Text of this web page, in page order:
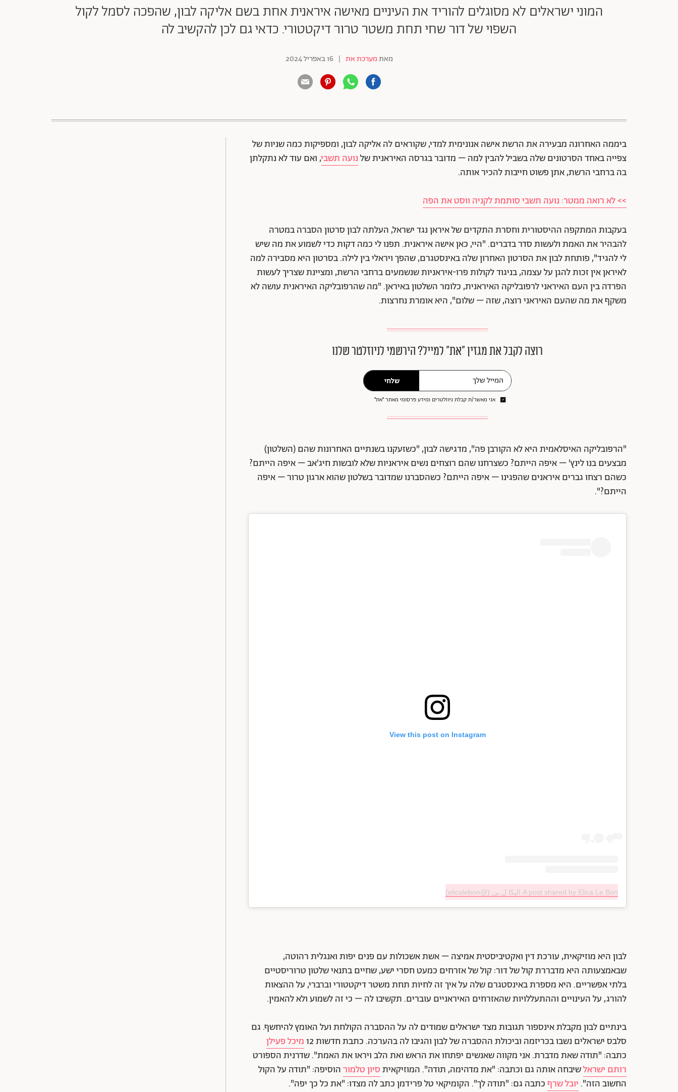
המוני ישראלים לא מסוגלים להוריד את העיניים מאישה איראנית אחת בשם אליקה לבון, שהפכה לסמל לקול
השפוי של דור שחי תחת משטר טרור דיקטטורי. כדאי גם לכן להקשיב לה
מאתמערכת את | 16 באפריל 2024
ביממה האחרונה מבעירה את הרשת אישה אנונימית למדי, שקוראים לה אליקה לבון, ומספיקות כמה שניות של
צפייה באחד הסרטונים שלה בשביל להבין למה – מדובר בגרסה האיראנית שלנועה תשבי, ואם עוד לא נתקלתן
בה ברחבי הרשת, אתן פשוט חייבות להכיר אותה.
>> לא רואה ממטר: נועה תשבי סותמת לקניה ווסט את הפה
בעקבות המתקפה ההיסטורית וחסרת התקדים של איראן נגד ישראל, העלתה לבון סרטון הסברה במטרה
להבהיר את האמת ולעשות סדר בדברים. "היי, כאן אישה איראנית. תפנו לי כמה דקות כדי לשמוע את מה שיש
לי להגיד", פותחת לבון את הסרטון האחרון שלה באינסטגרם, שהפך ויראלי בין לילה. בסרטון היא מסבירה למה
לאיראן אין זכות להגן על עצמה, בניגוד לקולות פרו-איראניות שנשמעים ברחבי הרשת, ומציינת שצריך לעשות
הפרדה בין העם האיראני לרפובליקה האיראנית, כלומר השלטון באיראן. "מה שהרפובליקה האיראנית עושה לא
משקף את מה שהעם האיראני רוצה, שזה – שלום", היא אומרת נחרצות.
רוצה לקבל את מגזין ״את״ למייל? הירשמי לניוזלטר שלנו
שלחי
אני מאשר/ת קבלת ניוזלטרים ומידע פרסומי מאתר ״את״
"הרפובליקה האיסלאמית היא לא הקורבן פה", מדגישה לבון, "כשזעקנו בשנתיים האחרונות שהם (השלטון)
מבצעים בנו לינץ' – איפה הייתם? כשצרחנו שהם רוצחים נשים איראניות שלא לובשות חיג'אב – איפה הייתם?
כשהם רצחו גברים איראנים שהפגינו – איפה הייתם? כשהסברנו שמדובר בשלטון שהוא ארגון טרור – איפה
הייתם?".
View this post on Instagram
A post shared by Elica Le Bon الیکا‌ ل بن (@elicalebon)
לבון היא מוזיקאית, עורכת דין ואקטיביסטית אמיצה – אשת אשכולות עם פנים יפות ואנגלית רהוטה,
שבאמצעותה היא מדבררת קול של דור: קול של אזרחים כמעט חסרי ישע, שחיים בתנאי שלטון טרוריסטיים
בלתי אפשריים. היא מספרת באינסטגרם שלה על איך זה לחיות תחת משטר דיקטטורי וברברי, על ההצאות
להורג, על העינויים וההתעללויות שהאזרחים האיראניים עוברים. תקשיבו לה – כי זה לשמוע ולא להאמין.
בינתיים לבון מקבלת אינספור תגובות מצד ישראלים שמודים לה על ההסברה הקולחת ועל האומץ להיחשף. גם
סלבס ישראלים נשבו בכריזמה וביכולת ההסברה של לבון והגיבו לה בהערכה. כתבת חדשות 12
מיכל פעילן
כתבה: "תודה שאת מדברת. אני מקווה שאנשים יפתחו את הראש ואת הלב ויראו את האמת". שדרנית הספורט
רותם ישראלשיבחה אותה גם וכתבה: "את מדהימה, תודה". המוזיקאיתסיון טלמורהוסיפה: "תודה על הקול
החשוב הזה". יובל שרףכתבה גם: "תודה לך". הקומיקאי טל פרידמן כתב לה מצדו: "את כל כך יפה".